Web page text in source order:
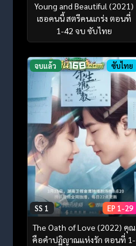
Young and Beautiful (2021)
เธอคนนี้ สตรีคนแกร่ง ตอนที่
1-42 จบ ซับไทย
จบแล้ว ซับไทย
SS 1 EP 1-29
The Oath of Love (2022) คุณ
คือคำปฏิญาณแห่งรัก ตอนที่ 1-